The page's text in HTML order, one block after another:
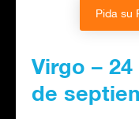
Pida su
Virgo –
de